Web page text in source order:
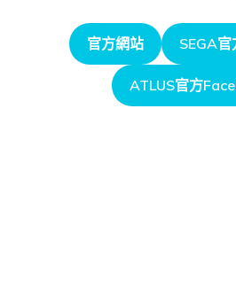
官方網站 SEGA
ATLUS官方